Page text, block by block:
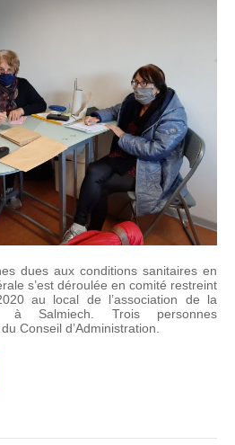
dues aux conditions sanitaires en
s’est déroulée en comité restreint
au local de l’association de la
à Salmiech. Trois personnes
Conseil d’Administration.